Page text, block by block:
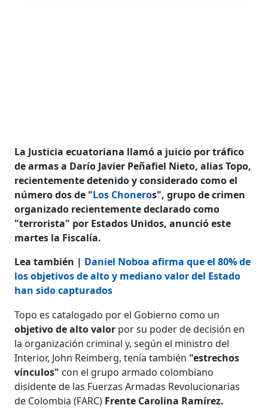
La Justicia ecuatoriana llamó a juicio por tráfico
de armas a Darío Javier Peñafiel Nieto, alias Topo,
recientemente detenido y considerado como el
número dos de "Los Choneros", grupo de crimen
organizado recientemente declarado como
"terrorista" por Estados Unidos, anunció este
martes la Fiscalía.
Lea también | Daniel Noboa afirma que el 80% de
los objetivos de alto y mediano valor del Estado
han sido capturados
Topo es catalogado por el Gobierno como un
objetivo de alto valor por su poder de decisión en
la organización criminal y, según el ministro del
Interior, John Reimberg, tenía también "estrechos
vínculos" con el grupo armado colombiano
disidente de las Fuerzas Armadas Revolucionarias
de Colombia (FARC) Frente Carolina Ramírez.